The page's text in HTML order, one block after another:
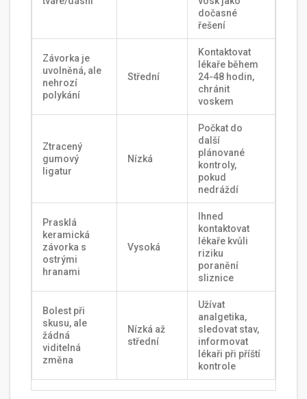
dočasné
řešení
Závorka je
uvolněná, ale
nehrozí
polykání
Střední
Kontaktovat
lékaře během
24-48 hodin,
chránit
voskem
Ztracený
gumový
ligatur
Nízká
Počkat do
další
plánované
kontroly,
pokud
nedráždí
Prasklá
keramická
závorka s
ostrými
hranami
Vysoká
Ihned
kontaktovat
lékaře kvůli
riziku
poranění
sliznice
Bolest při
skusu, ale
žádná
viditelná
změna
Nízká až
střední
Užívat
analgetika,
sledovat stav,
informovat
lékaři při příští
kontrole